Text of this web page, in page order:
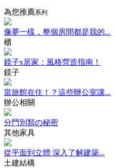
為您推薦系列
像夢一樣，整個房間都是我的...
櫃
鏡子x居家：風格營造指南！
鏡子
當旅館在住！？這些辦公室讓...
辦公相關
分門別類の秘密
其他家具
從平面到立體 深入了解建築...
土建結構